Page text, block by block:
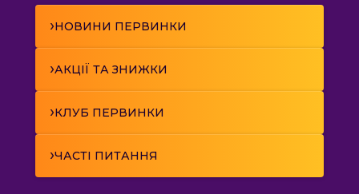
›НОВИНИ ПЕРВИНКИ
›АКЦІЇ ТА ЗНИЖКИ
›КЛУБ ПЕРВИНКИ
›ЧАСТІ ПИТАННЯ